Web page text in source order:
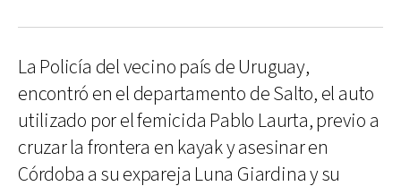
La Policía del vecino país de Uruguay,
encontró en el departamento de Salto, el auto
utilizado por el femicida Pablo Laurta, previo a
cruzar la frontera en kayak y asesinar en
Córdoba a su expareja Luna Giardina y su